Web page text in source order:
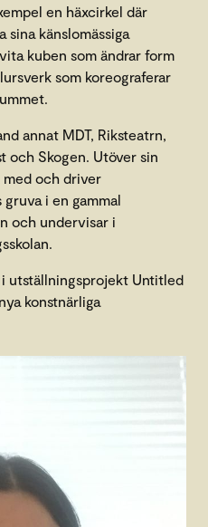
en häxcirkel där
känslomässiga
kuben som ändrar form
som koreograferar
annat MDT, Riksteatrn,
och Skogen. Utöver sin
med och driver
i en gammal
och undervisar i
utställningsprojekt Untitled
konstnärliga